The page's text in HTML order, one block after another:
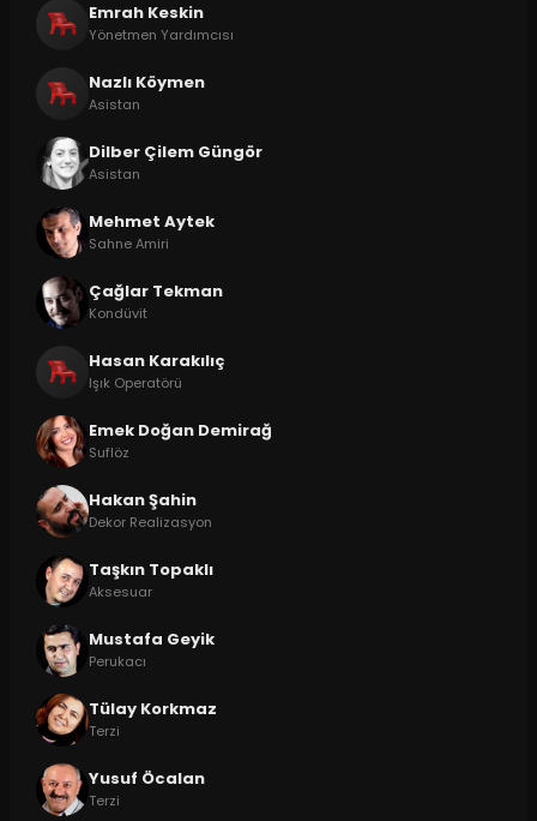
Emrah Keskin
Yönetmen Yardımcısı
Nazlı Köymen
Asistan
Dilber Çilem Güngör
Asistan
Mehmet Aytek
Sahne Amiri
Çağlar Tekman
Kondüvit
Hasan Karakılıç
Işık Operatörü
Emek Doğan Demirağ
Suflöz
Hakan Şahin
Dekor Realizasyon
Taşkın Topaklı
Aksesuar
Mustafa Geyik
Perukacı
Tülay Korkmaz
Terzi
Yusuf Öcalan
Terzi